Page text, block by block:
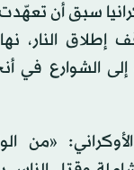
سبق أن تعهّدت
النار،
الشوارع في